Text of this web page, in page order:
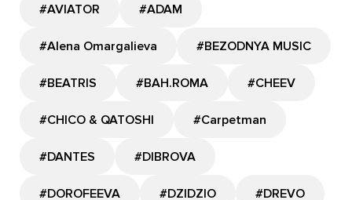
#AVIATOR #ADAM
#Alena Omargalieva #BEZODNYA MUSIC
#BEATRIS #BAH.ROMA #CHEEV
#CHICO & QATOSHI #Carpetman
#DANTES #DIBROVA
#DOROFEEVA #DZIDZIO #DREVO